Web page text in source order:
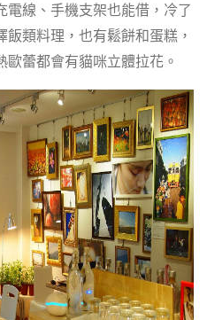
電線、手機支架也能借，冷了
類料理，也有鬆餅和蛋糕，
蕾都會有貓咪立體拉花。